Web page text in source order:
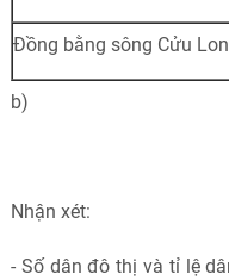
Đồng bằng sông Cửu
b)
Nhận xét:
- Số dân đô thị và tỉ lệ